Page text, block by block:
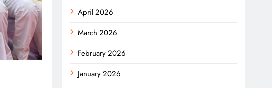
April 2026
March 2026
February 2026
January 2026